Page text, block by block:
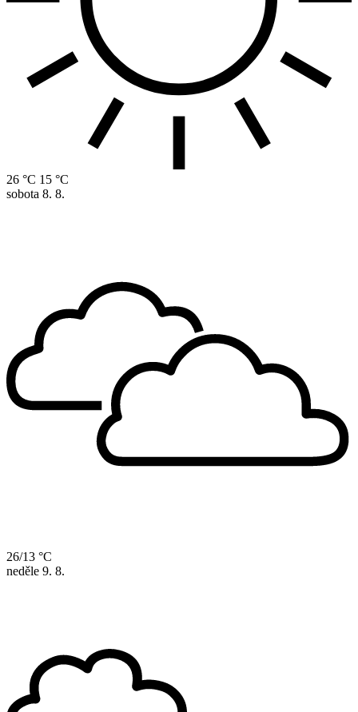
26 °C 15 °C
sobota 8. 8.
26/13 °C
neděle 9. 8.